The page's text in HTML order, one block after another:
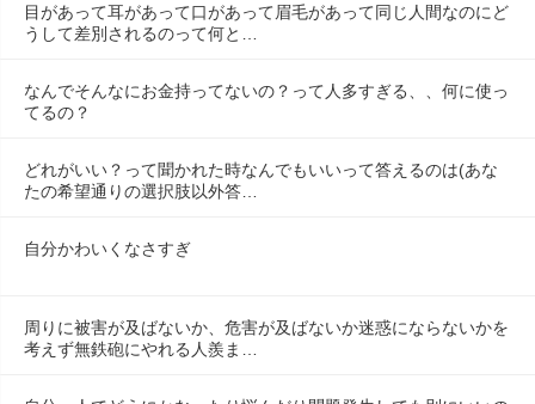
目があって耳があって口があって眉毛があって同じ人間なのにど
うして差別されるのって何と…
なんでそんなにお金持ってないの？って人多すぎる、、何に使っ
てるの？
どれがいい？って聞かれた時なんでもいいって答えるのは(あな
たの希望通りの選択肢以外答…
自分かわいくなさすぎ
周りに被害が及ばないか、危害が及ばないか迷惑にならないかを
考えず無鉄砲にやれる人羨ま…